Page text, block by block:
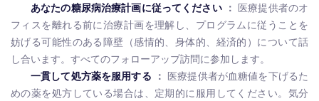
あなたの糖尿病治療計画に従ってください ： 医療提供者のオ
フィスを離れる前に治療計画を理解し、プログラムに従うことを
妨げる可能性のある障壁（感情的、身体的、経済的）について話
し合います。すべてのフォローアップ訪問に参加します。
一貫して処方薬を服用する ： 医療提供者が血糖値を下げるた
めの薬を処方している場合は、定期的に服用してください。気分